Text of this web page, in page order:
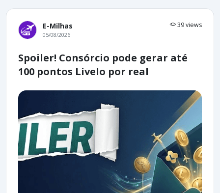
E-Milhas 39 views
05/08/2026
Spoiler! Consórcio pode gerar até
100 pontos Livelo por real